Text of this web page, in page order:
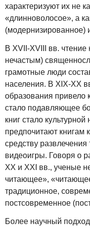
характеризуют их не
«длинноволосое», а
(модернизированное)
В XVII-XVIII вв. чтение
нечастым)
грамотные люди
населения. В XIX-XX
образования привело
стало подавляющее
книг стало
предпочитают книгам
средству
видеоигры. Говоря о
XX и XXI вв., ученые
читающее»,
традиционное,
постсовременное
Более научный